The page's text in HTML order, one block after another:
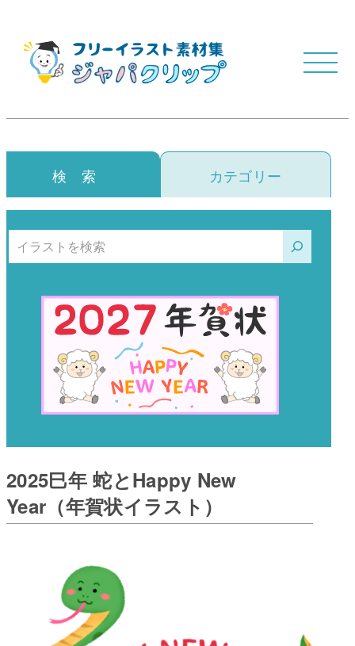
検 索 カテゴリー
検索
2025巳年 蛇とHappy New
Year（年賀状イラスト）